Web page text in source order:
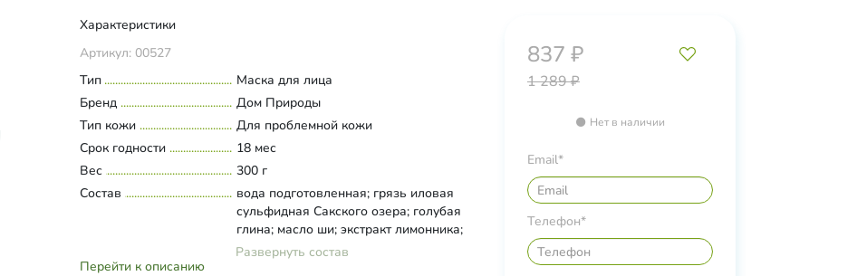
Характеристики
Артикул: 00527
Тип
Маска для лица
Бренд
Дом Природы
Тип кожи
Для проблемной кожи
Срок годности
18 мес
Вес
300 г
Состав
вода подготовленная; грязь иловая
сульфидная Сакского озера; голубая
глина; масло ши; экстракт лимонника;
экстракт зверобоя; экстракт мяты;
Развернуть состав
Перейти к описанию
837 ₽
1 289 ₽
Нет в наличии
Email*
Телефон*